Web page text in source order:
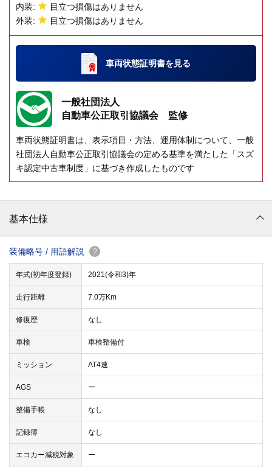
内装:
目立つ損傷はありません
外装:
目立つ損傷はありません
車両状態証明書を見る
一般社団法人
自動車公正取引協議会 監修
車両状態証明書は、表示項目・方法、運用体制について、一般
社団法人自動車公正取引協議会の定める基準を満たした「スズ
キ認定中古車制度」に基づき作成したものです
基本仕様
装備略号 / 用語解説 ?
年式(初年度登録) 2021(令和3)年
走行距離 7.0万Km
修復歴 なし
車検 車検整備付
ミッション AT4速
AGS ー
整備手帳 なし
記録簿 なし
エコカー減税対象 ー